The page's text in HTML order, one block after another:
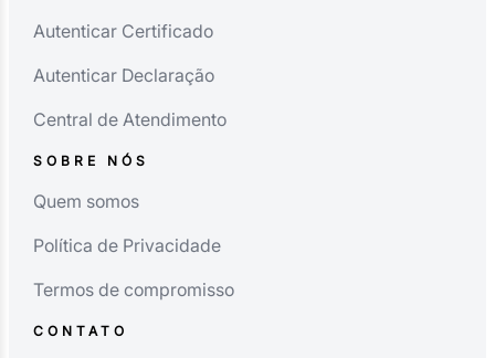
Autenticar Certificado
Autenticar Declaração
Central de Atendimento
SOBRE NÓS
Quem somos
Política de Privacidade
Termos de compromisso
CONTATO